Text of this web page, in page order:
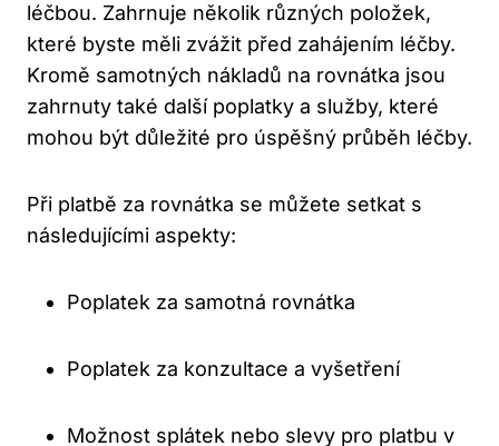
léčbou. Zahrnuje několik různých položek,
které byste měli zvážit před zahájením léčby.
Kromě samotných nákladů na rovnátka jsou
zahrnuty také další poplatky a služby, které
mohou být důležité pro úspěšný průběh léčby.
Při platbě za rovnátka se můžete setkat s
následujícími aspekty:
Poplatek za samotná rovnátka
Poplatek za konzultace a vyšetření
Možnost splátek nebo slevy pro platbu v